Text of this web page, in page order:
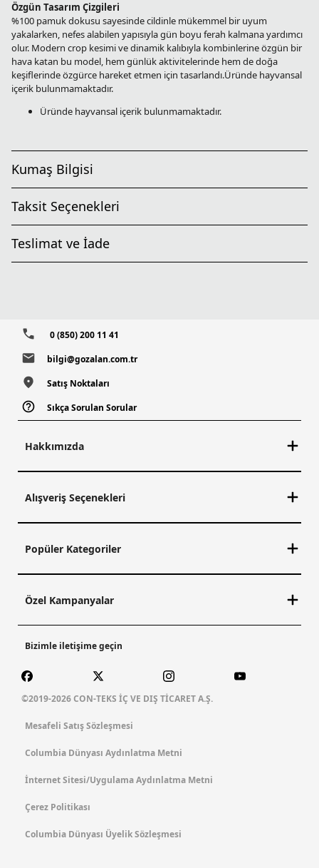
Özgün Tasarım Çizgileri
%100 pamuk dokusu sayesinde cildinle mükemmel bir uyum
yakalarken, nefes alabilen yapısıyla gün boyu ferah kalmana yardımcı
olur. Modern crop kesimi ve dinamik kalıbıyla kombinlerine özgün bir
hava katan bu model, hem günlük aktivitelerinde hem de doğa
keşiflerinde özgürce hareket etmen için tasarlandı.Üründe hayvansal
içerik bulunmamaktadır.
Üründe hayvansal içerik bulunmamaktadır.
Kumaş Bilgisi
Taksit Seçenekleri
Teslimat ve İade
0 (850) 200 11 41
bilgi@gozalan.com.tr
Satış Noktaları
Sıkça Sorulan Sorular
Hakkımızda
Alışveriş Seçenekleri
Popüler Kategoriler
Özel Kampanyalar
Bizimle iletişime geçin
©2019-2026 CON-TEKS İÇ VE DIŞ TİCARET A.Ş.
Mesafeli Satış Sözleşmesi
Columbia Dünyası Aydınlatma Metni
İnternet Sitesi/Uygulama Aydınlatma Metni
Çerez Politikası
Columbia Dünyası Üyelik Sözleşmesi